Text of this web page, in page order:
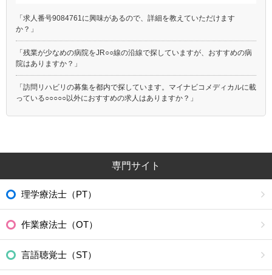
「求人番号9084761に興味があるので、詳細を教えていただけます
か？」
「残業が少なめの病院をJR○○線の沿線で探していますが、おすすめの病
院はありますか？」
「訪問リハビリの募集を都内で探しています。マイナビコメディカルに載
っている○○○○○以外におすすめの求人はありますか？」
専門サイト
理学療法士（PT）
作業療法士（OT）
言語聴覚士（ST）